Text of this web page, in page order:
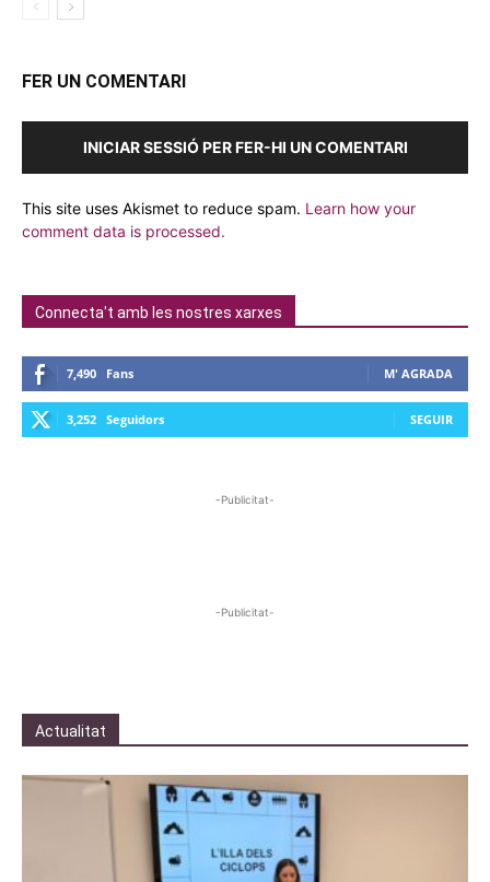
FER UN COMENTARI
INICIAR SESSIÓ PER FER-HI UN COMENTARI
This site uses Akismet to reduce spam. Learn how your
comment data is processed.
Connecta't amb les nostres xarxes
7,490 Fans M' AGRADA
3,252 Seguidors SEGUIR
-Publicitat-
-Publicitat-
Actualitat